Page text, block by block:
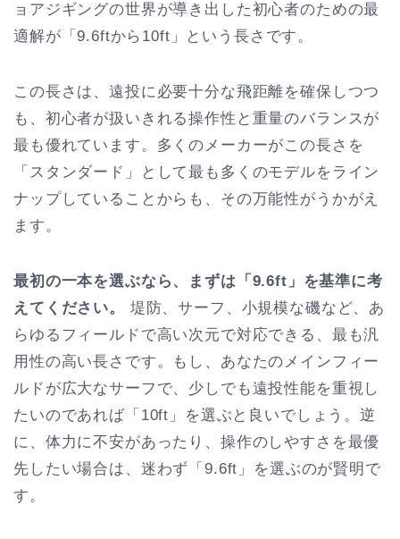
ョアジギングの世界が導き出した初心者のための最
適解が「9.6ftから10ft」という長さです。
この長さは、遠投に必要十分な飛距離を確保しつつ
も、初心者が扱いきれる操作性と重量のバランスが
最も優れています。多くのメーカーがこの長さを
「スタンダード」として最も多くのモデルをライン
ナップしていることからも、その万能性がうかがえ
ます。
最初の一本を選ぶなら、まずは「9.6ft」を基準に考
えてください。
堤防、サーフ、小規模な磯など、あ
らゆるフィールドで高い次元で対応できる、最も汎
用性の高い長さです。もし、あなたのメインフィー
ルドが広大なサーフで、少しでも遠投性能を重視し
たいのであれば「10ft」を選ぶと良いでしょう。逆
に、体力に不安があったり、操作のしやすさを最優
先したい場合は、迷わず「9.6ft」を選ぶのが賢明で
す。